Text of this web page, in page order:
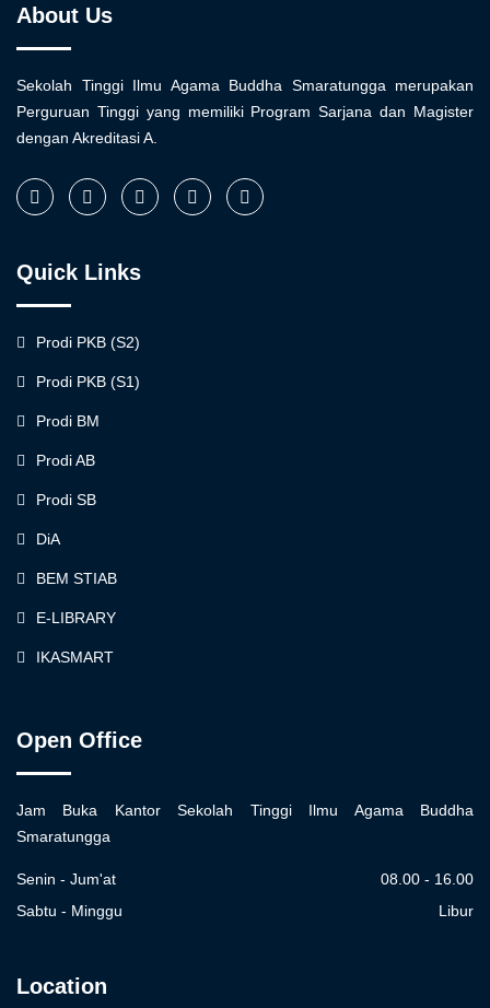
About Us
Sekolah Tinggi Ilmu Agama Buddha Smaratungga merupakan
Perguruan Tinggi yang memiliki Program Sarjana dan Magister
dengan Akreditasi A.
Quick Links
Prodi PKB (S2)
Prodi PKB (S1)
Prodi BM
Prodi AB
Prodi SB
DiA
BEM STIAB
E-LIBRARY
IKASMART
Open Office
Jam Buka Kantor Sekolah Tinggi Ilmu Agama Buddha
Smaratungga
Senin - Jum'at
08.00 - 16.00
Sabtu - Minggu
Libur
Location